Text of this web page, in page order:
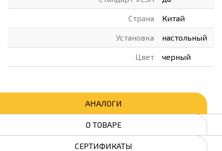
Страна Китай
Установка настольный
Цвет черный
АНАЛОГИ
О ТОВАРЕ
СЕРТИФИКАТЫ